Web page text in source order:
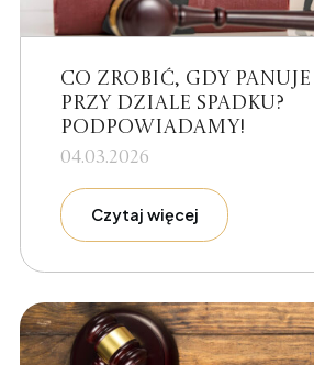
Co zrobić, gdy
przy dziale spadku?
Podpowiadamy!
04.03.2026
Czytaj więcej